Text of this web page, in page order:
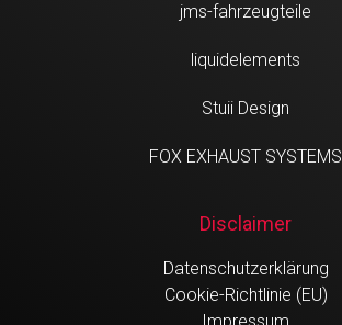
jms-fahrzeugteile
liquidelements
Stuii Design
FOX EXHAUST SYSTEMS
Disclaimer
Datenschutzerklärung
Cookie-Richtlinie (EU)